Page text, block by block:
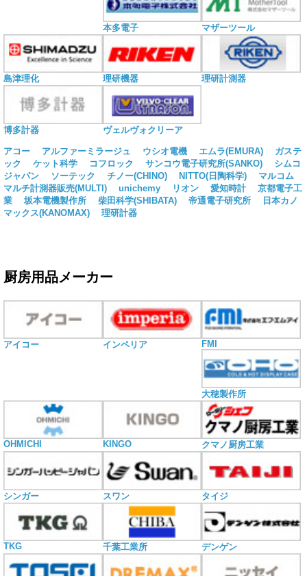
本多電子 マザーツール
島津理化 理研機器 理研計測器
博多計器 ヴェルヴォクリーア
アコー アルファーミラージュ ウシオ電機 エムラ(EMURA)
ガステ
ック
ケット科学 コフロック サンコウ電子研究所(SANKO)
シムコ
ジャパン
ソーテック チノー(CHINO) NITTO(日陶科学)
マルコム
マルチ計測器販売(MULTI)
unichemy リオン 愛知時計
京都電子工
業
坂本電機製作所 柴田科学(SHIBATA) 帝通電子研究所
日本カノ
マックス(KANOMAX)
理研計器
厨房用品メーカー
アイコー インペリア FMI
大穂製作所
OHMICHI KINGO クマノ厨房工業
シンガー スワン タイジ
TKG 千葉工業所 デンゲン